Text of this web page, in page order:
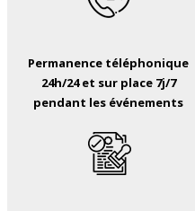
Permanence téléphonique
24h/24 et sur place 7j/7
pendant les événements